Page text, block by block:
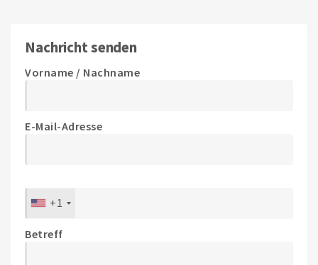
Nachricht senden
Vorname / Nachname
E-Mail-Adresse
+1
Betreff